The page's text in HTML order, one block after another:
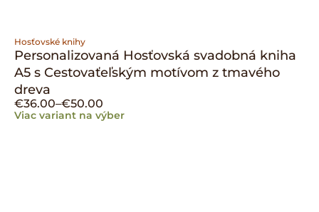
Hosťovské knihy
Personalizovaná Hosťovská svadobná kniha
A5 s Cestovaťeľským motívom z tmavého
dreva
€36.00–€50.00
Viac variant na výber